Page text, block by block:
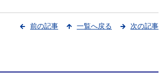
前の記事 一覧へ戻る 次の記事